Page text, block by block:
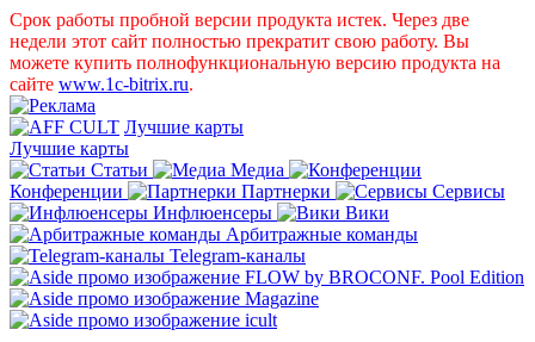
Срок работы пробной версии продукта истек. Через две
недели этот сайт полностью прекратит свою работу. Вы
можете купить полнофункциональную версию продукта на
сайте www.1c-bitrix.ru.
Лучшие карты
Лучшие карты
Статьи
Медиа
Конференции
Партнерки
Сервисы
Инфлюенсеры
Вики
Арбитражные команды
Telegram-каналы